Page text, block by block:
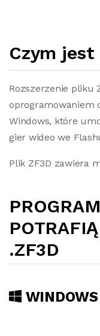
Czym jest
Rozszerzenie pliku
oprogramowaniem
Windows, które
gier wideo we
Plik ZF3D zawiera
.ZF3D
WINDOWS